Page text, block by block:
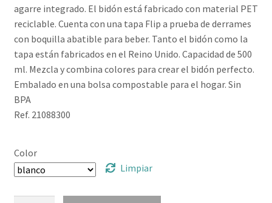
agarre integrado. El bidón está fabricado con material PET
reciclable. Cuenta con una tapa Flip a prueba de derrames
con boquilla abatible para beber. Tanto el bidón como la
tapa están fabricados en el Reino Unido. Capacidad de 500
ml. Mezcla y combina colores para crear el bidón perfecto.
Embalado en una bolsa compostable para el hogar. Sin
BPA
Ref. 21088300
Color
Limpiar